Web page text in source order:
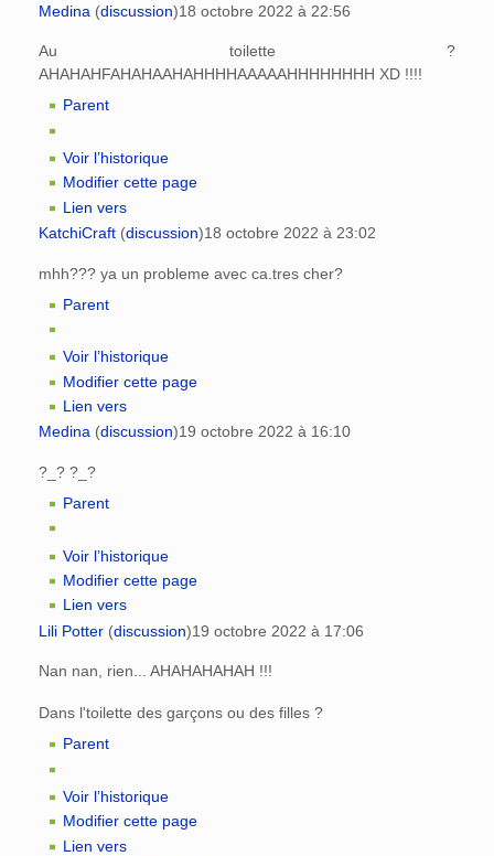
Medina (discussion)18 octobre 2022 à 22:56
Au toilette ?
AHAHAHFAHAHAAHAHHHHAAAAAHHHHHHHH XD !!!!
Parent
Voir l’historique
Modifier cette page
Lien vers
KatchiCraft (discussion)18 octobre 2022 à 23:02
mhh??? ya un probleme avec ca.tres cher?
Parent
Voir l’historique
Modifier cette page
Lien vers
Medina (discussion)19 octobre 2022 à 16:10
?_? ?_?
Parent
Voir l’historique
Modifier cette page
Lien vers
Lili Potter (discussion)19 octobre 2022 à 17:06
Nan nan, rien... AHAHAHAHAH !!!
Dans l'toilette des garçons ou des filles ?
Parent
Voir l’historique
Modifier cette page
Lien vers